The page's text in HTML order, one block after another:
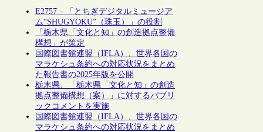
E2757 – 「とちぎデジタルミュージア
ム“SHUGYOKU”（珠玉）」の役割
「栃木県「文化と知」の創造拠点整備
構想」が策定
国際図書館連盟（IFLA）、世界各国の
マラケシュ条約への対応状況をまとめ
た報告書の2025年版を公開
栃木県、「栃木県「文化と知」の創造
拠点整備構想（案）」に対するパブリ
ックコメントを実施
国際図書館連盟（IFLA）、世界各国の
マラケシュ条約への対応状況をまとめ